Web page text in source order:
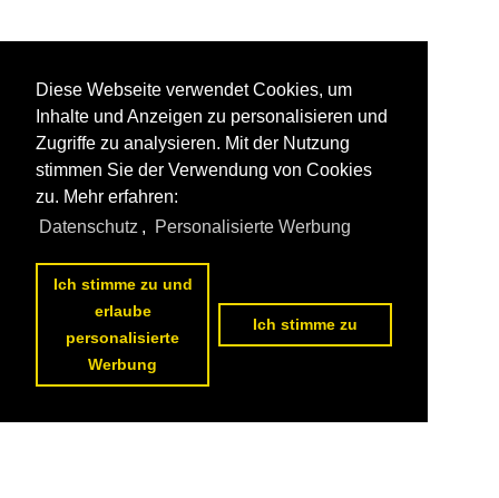
Diese Webseite verwendet Cookies, um
Inhalte und Anzeigen zu personalisieren und
Zugriffe zu analysieren. Mit der Nutzung
stimmen Sie der Verwendung von Cookies
zu. Mehr erfahren:
Datenschutz , Personalisierte Werbung
Ich stimme zu und
erlaube
personalisierte
Werbung
Ich stimme zu